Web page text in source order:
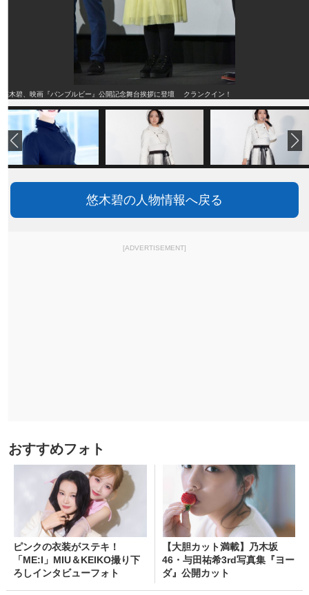
悠木碧、映画『バンブルビー』公開記念舞台挨拶に登壇 クランクイン！
悠木碧の人物情報へ戻る
[ADVERTISEMENT]
おすすめフォト
ピンクの衣装がステキ！
「ME:I」MIU＆KEIKO撮り下
ろしインタビューフォト
【大胆カット満載】乃木坂
46・与田祐希3rd写真集『ヨー
ダ』公開カット